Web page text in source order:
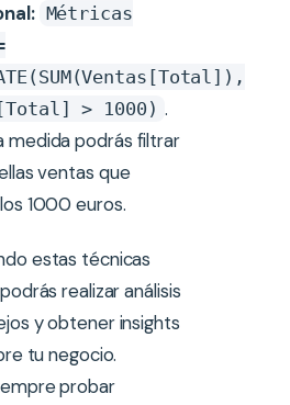
Métricas
> 1000) .
medida podrás filtrar
ventas que
1000 euros.
estas técnicas
realizar análisis
y obtener insights
tu negocio.
probar